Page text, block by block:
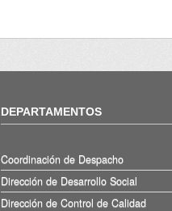
DEPARTAMENTOS
Coordinación de Despacho
Dirección de Desarrollo Social
Dirección de Control de Calidad